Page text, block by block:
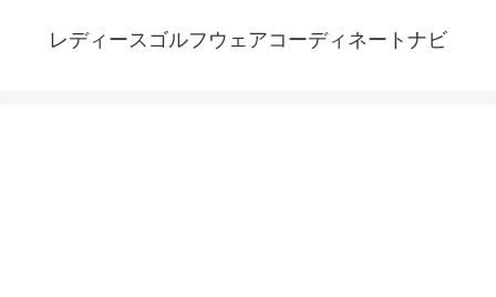
レディースゴルフウェアコーディネートナビ